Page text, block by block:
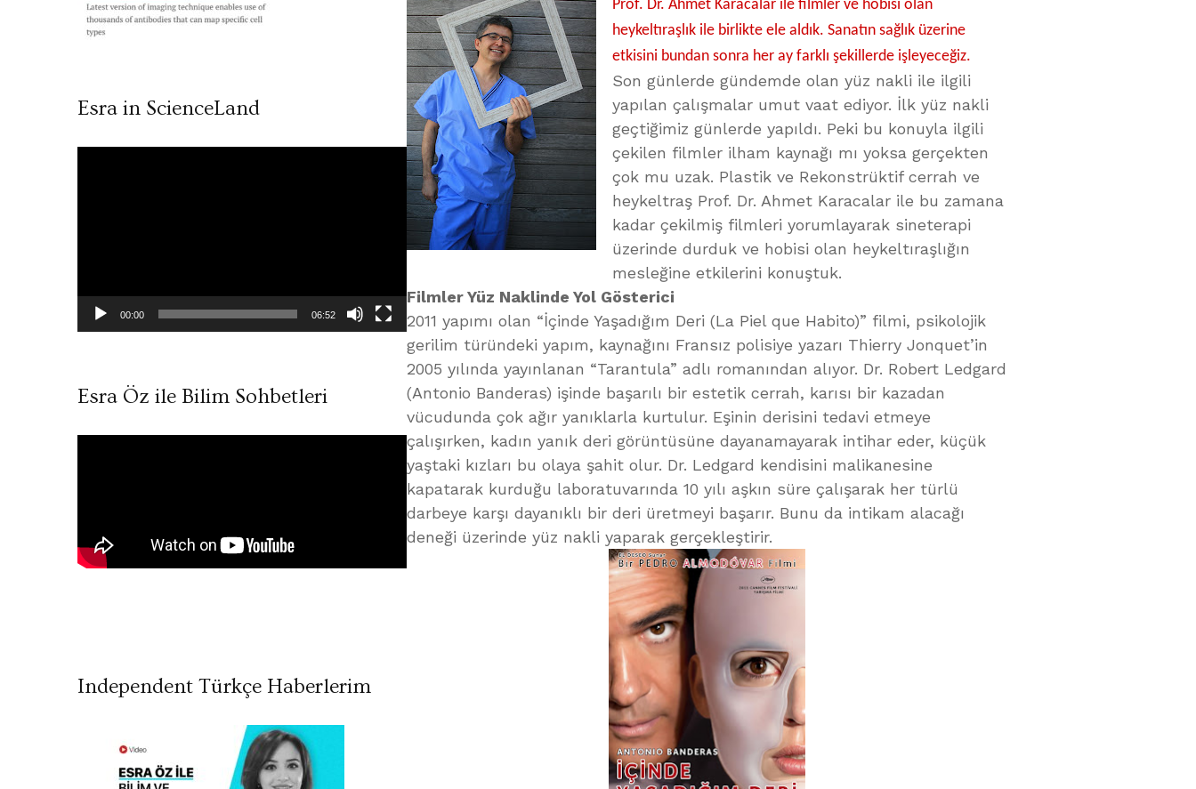
Prof. Dr. Ahmet Karacalar ile filmler ve hobisi olan
heykeltıraşlık ile birlikte ele aldık. Sanatın sağlık üzerine
etkisini bundan sonra her ay farklı şekillerde işleyeceğiz.
Son günlerde gündemde olan yüz nakli ile ilgili
yapılan çalışmalar umut vaat ediyor. İlk yüz nakli
geçtiğimiz günlerde yapıldı. Peki bu konuyla ilgili
çekilen filmler ilham kaynağı mı yoksa gerçekten
çok mu uzak. Plastik ve Rekonstrüktif cerrah ve
heykeltraş Prof. Dr. Ahmet Karacalar ile bu zamana
kadar çekilmiş filmleri yorumlayarak sineterapi
üzerinde durduk ve hobisi olan heykeltıraşlığın
mesleğine etkilerini konuştuk.
Filmler Yüz Naklinde Yol Gösterici
2011 yapımı olan “İçinde Yaşadığım Deri (La Piel que Habito)” filmi, psikolojik
gerilim türündeki yapım, kaynağını Fransız polisiye yazarı Thierry Jonquet’in
2005 yılında yayınlanan “Tarantula” adlı romanından alıyor. Dr. Robert Ledgard
(Antonio Banderas) işinde başarılı bir estetik cerrah, karısı bir kazadan
vücudunda çok ağır yanıklarla kurtulur. Eşinin derisini tedavi etmeye
çalışırken, kadın yanık deri görüntüsüne dayanamayarak intihar eder, küçük
yaştaki kızları bu olaya şahit olur. Dr. Ledgard kendisini malikanesine
kapatarak kurduğu laboratuvarında 10 yılı aşkın süre çalışarak her türlü
darbeye karşı dayanıklı bir deri üretmeyi başarır. Bunu da intikam alacağı
deneği üzerinde yüz nakli yaparak gerçekleştirir.
Esra in ScienceLand
00:00 06:52
Esra Öz ile Bilim Sohbetleri
Independent Türkçe Haberlerim